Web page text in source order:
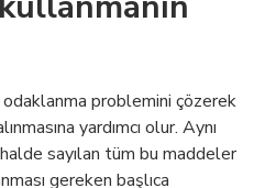
problemini çözerek
yardımcı olur. Aynı
sayılan tüm bu maddeler
gereken başlıca